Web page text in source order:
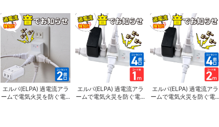
エルパ(ELPA) 過電流アラ
ームで電気火災を防ぐ電...
エルパ(ELPA) 過電流アラ
ームで電気火災を防ぐ電...
エルパ(ELPA) 過電流アラ
ームで電気火災を防ぐ電